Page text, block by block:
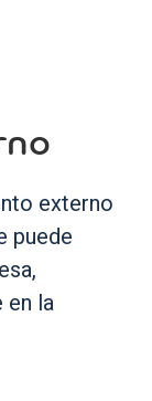
externo
puede
en la